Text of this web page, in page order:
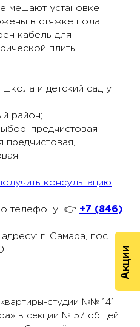
Акции
мешают установке
в стяжке пола.
кабель для
плиты.
и детский сад у
район;
предчистовая
консультацию
телефону 👉 +7 (846)
г. Самара, пос.
студии №№ 141,
в секции № 57 общей